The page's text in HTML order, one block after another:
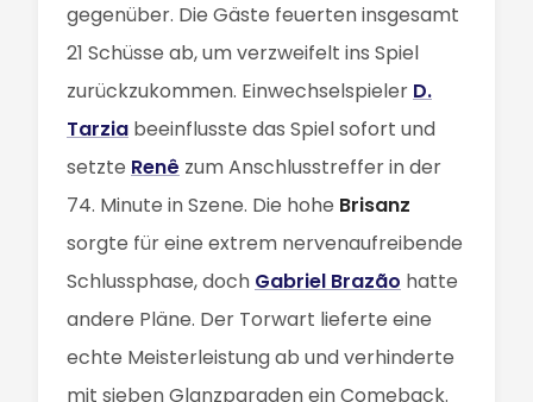
gegenüber. Die Gäste feuerten insgesamt
21 Schüsse ab, um verzweifelt ins Spiel
zurückzukommen. Einwechselspieler D.
Tarzia beeinflusste das Spiel sofort und
setzte Renê zum Anschlusstreffer in der
74. Minute in Szene. Die hohe Brisanz
sorgte für eine extrem nervenaufreibende
Schlussphase, doch Gabriel Brazão hatte
andere Pläne. Der Torwart lieferte eine
echte Meisterleistung ab und verhinderte
mit sieben Glanzparaden ein Comeback.